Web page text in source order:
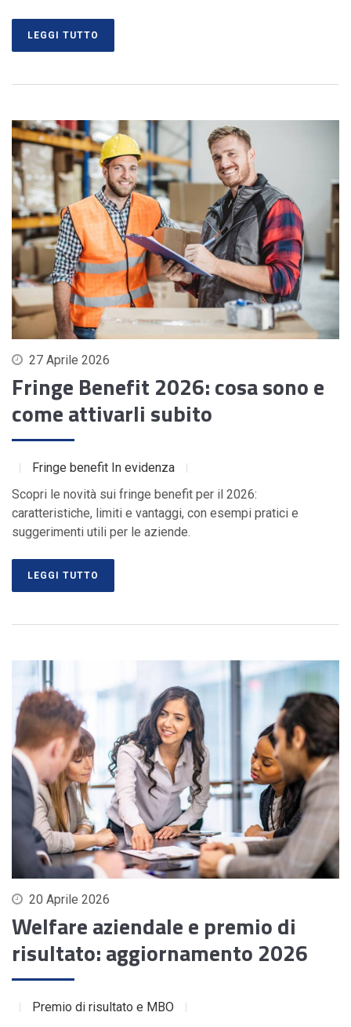
LEGGI TUTTO
27 Aprile 2026
Fringe Benefit 2026: cosa sono e
come attivarli subito
Fringe benefit In evidenza
Scopri le novità sui fringe benefit per il 2026:
caratteristiche, limiti e vantaggi, con esempi pratici e
suggerimenti utili per le aziende.
LEGGI TUTTO
20 Aprile 2026
Welfare aziendale e premio di
risultato: aggiornamento 2026
Premio di risultato e MBO